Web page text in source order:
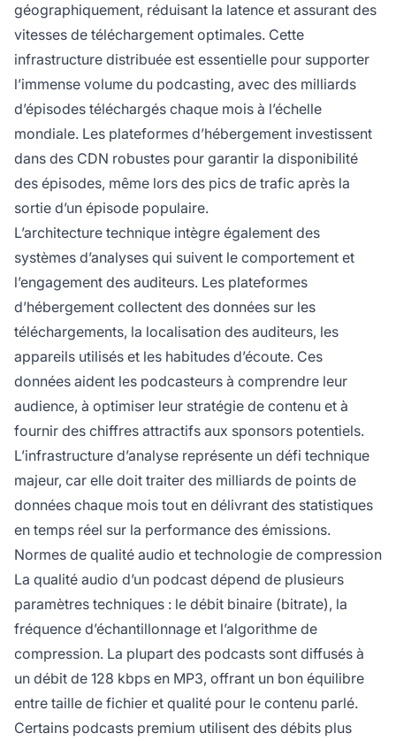
géographiquement, réduisant la latence et assurant des
vitesses de téléchargement optimales. Cette
infrastructure distribuée est essentielle pour supporter
l’immense volume du podcasting, avec des milliards
d’épisodes téléchargés chaque mois à l’échelle
mondiale. Les plateformes d’hébergement investissent
dans des CDN robustes pour garantir la disponibilité
des épisodes, même lors des pics de trafic après la
sortie d’un épisode populaire.
L’architecture technique intègre également des
systèmes d’analyses qui suivent le comportement et
l’engagement des auditeurs. Les plateformes
d’hébergement collectent des données sur les
téléchargements, la localisation des auditeurs, les
appareils utilisés et les habitudes d’écoute. Ces
données aident les podcasteurs à comprendre leur
audience, à optimiser leur stratégie de contenu et à
fournir des chiffres attractifs aux sponsors potentiels.
L’infrastructure d’analyse représente un défi technique
majeur, car elle doit traiter des milliards de points de
données chaque mois tout en délivrant des statistiques
en temps réel sur la performance des émissions.
Normes de qualité audio et technologie de compression
La qualité audio d’un podcast dépend de plusieurs
paramètres techniques : le débit binaire (bitrate), la
fréquence d’échantillonnage et l’algorithme de
compression. La plupart des podcasts sont diffusés à
un débit de 128 kbps en MP3, offrant un bon équilibre
entre taille de fichier et qualité pour le contenu parlé.
Certains podcasts premium utilisent des débits plus